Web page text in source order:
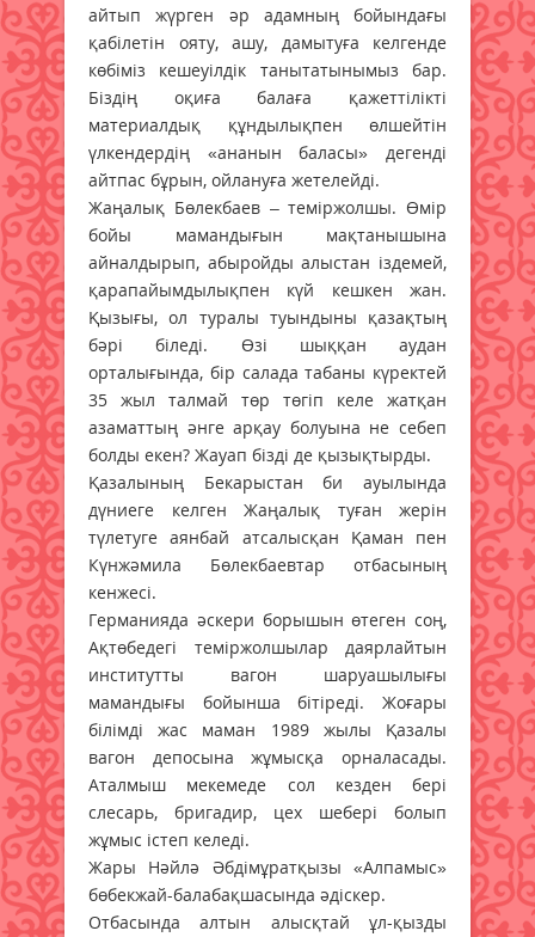
айтып жүрген әр адамның бойындағы
қабілетін ояту, ашу, дамытуға келгенде
көбіміз кешеуілдік танытатынымыз бар.
Біздің оқиға балаға қажеттілікті
материалдық құндылықпен өлшейтін
үлкендердің «ананын баласы» дегенді
айтпас бұрын, ойлануға жетелейді.
Жаңалық Бөлекбаев – теміржолшы. Өмір
бойы мамандығын мақтанышына
айналдырып, абыройды алыс­тан іздемей,
қара­пайым­дылықпен күй кешкен жан.
Қызығы, ол туралы туындыны қазақтың
бәрі біледі. Өзі шыққан аудан
орталығында, бір салада табаны күректей
35 жыл талмай төр төгіп келе жатқан
азаматтың әнге арқау болуына не себеп
болды екен? Жауап бізді де қызықтырды.
Қазалының Бекарыстан би ауылында
дүниеге келген Жаңалық туған жерін
түлетуге аянбай атсалысқан Қаман пен
Күнжәмила Бөлекбаевтар отбасының
кенжесі.
Германияда әскери борышын өтеген соң,
Ақтөбедегі теміржолшылар даярлайтын
институтты вагон шаруашылығы
мамандығы бойынша бітіреді. Жоғары
білімді жас маман 1989 жылы Қазалы
вагон депосына жұмысқа орналасады.
Аталмыш мекемеде сол кезден бері
слесарь, бригадир, цех шебері болып
жұмыс істеп келеді.
Жары Нәйлә Әбдімұратқызы «Алпамыс»
бөбекжай-балабақшасында әдіскер.
Отбасында алтын алысқтай ұл-қызды